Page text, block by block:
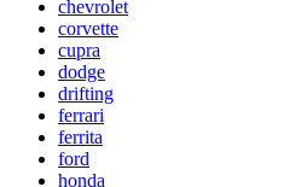
chevrolet
corvette
cupra
dodge
drifting
ferrari
ferrita
ford
honda